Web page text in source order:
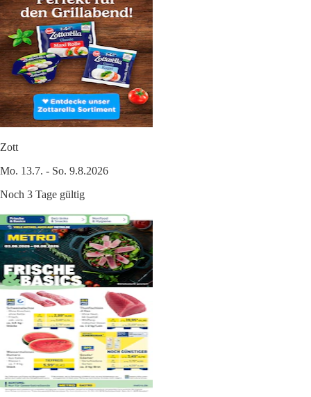
Zott
Mo. 13.7. - So. 9.8.2026
Noch 3 Tage gültig